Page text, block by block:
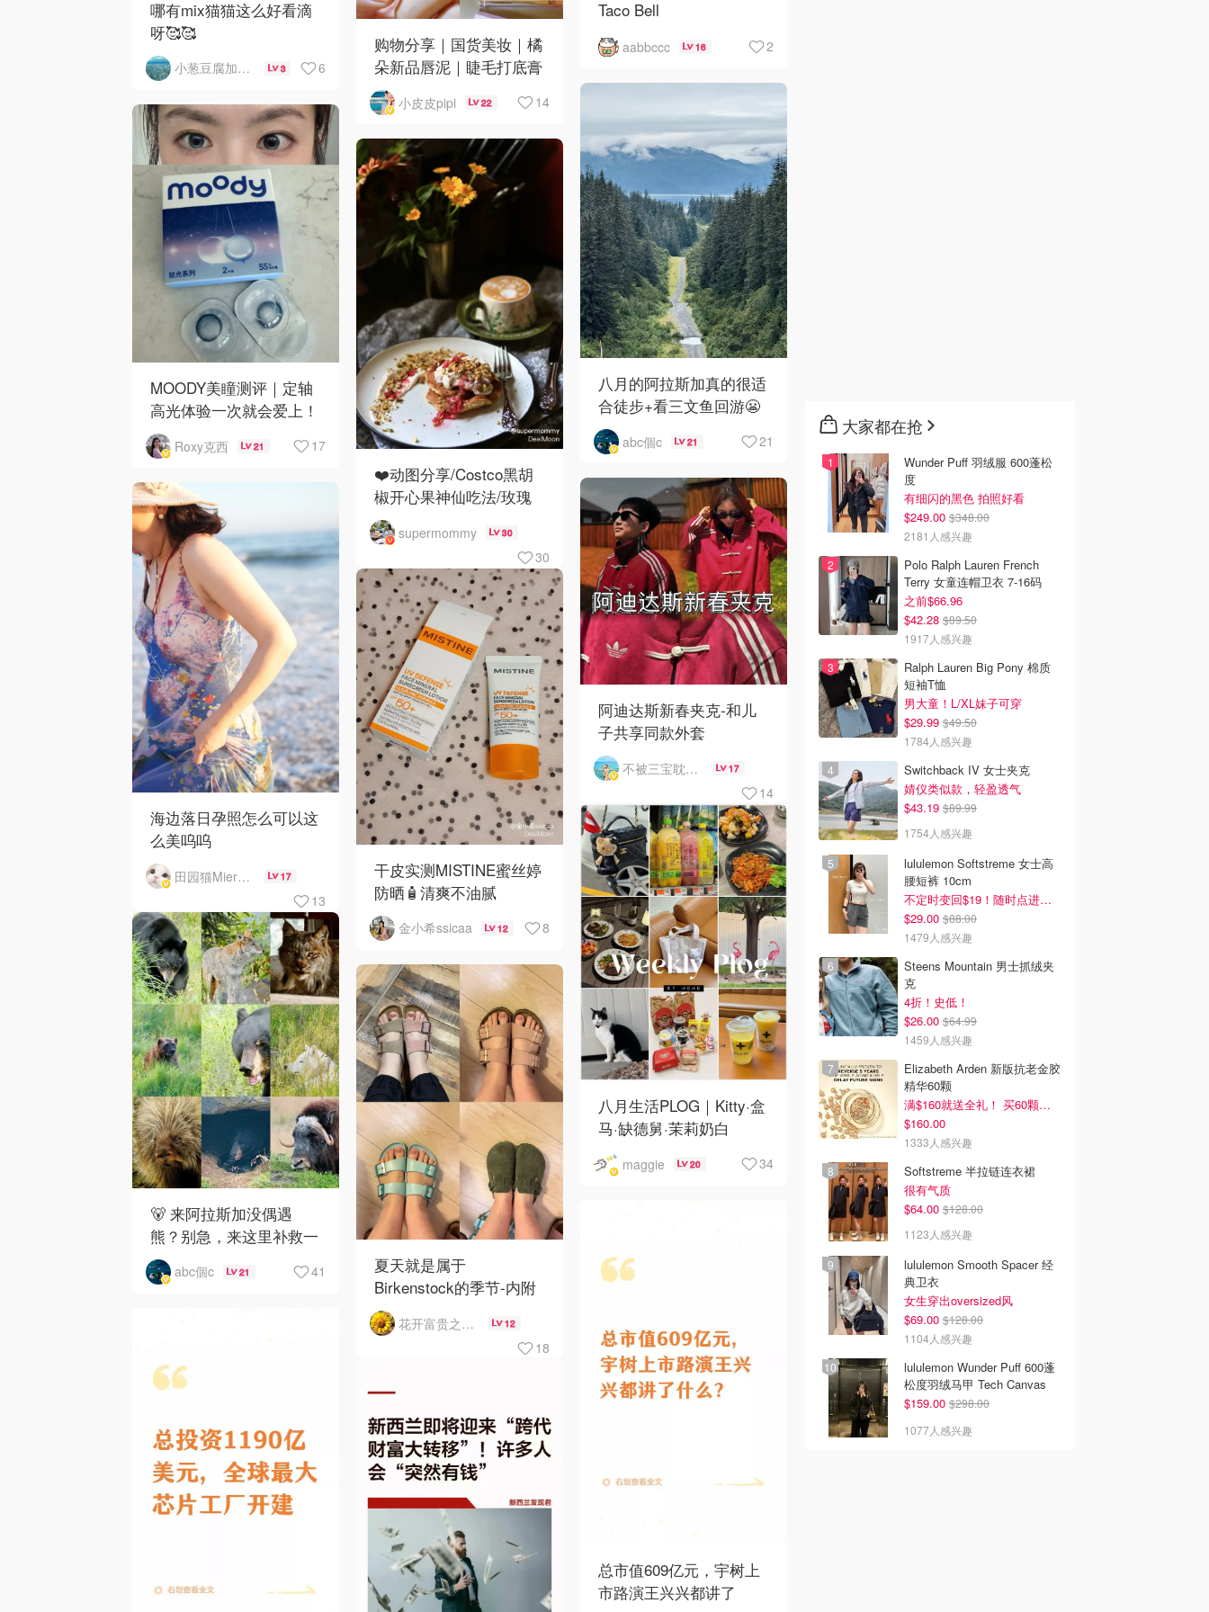
哪有mix猫猫这么好看滴
呀🥰🥰
小葱豆腐加皮蛋 3 6
购物分享｜国货美妆｜橘
朵新品唇泥｜睫毛打底膏
｜日韩小物｜眼线笔｜美
甲DIY💅
小皮皮pipi 22 14
Taco Bell
aabbccc 16 2
八月的阿拉斯加真的很适
合徒步+看三文鱼回游😬
abc個c 21 21
MOODY美瞳测评｜定轴
高光体验一次就会爱上！
Roxy克西 21 17
❤️动图分享/Costco黑胡
椒开心果神仙吃法/玫瑰
全蛋松饼配黑胡椒开心果
碎太惊艳😍
supermommy 30
30
阿迪达斯新春夹克-和儿
子共享同款外套
不被三宝耽误的妈 17
14
海边落日孕照怎么可以这
么美呜呜
田园猫MierCat 17
13
干皮实测MISTINE蜜丝婷
防晒🧴清爽不油腻
金小希ssicaa 12 8
八月生活PLOG｜Kitty·盒
马·缺德舅·茉莉奶白
·Costco·Wendy's
maggie 20 34
🐻 来阿拉斯加没偶遇
熊？别急，来这里补救一
下！
abc個c 21 41
夏天就是属于
Birkenstock的季节-内附
如何选择
花开富贵之Mo个Mo 12
18
总市值609亿元，宇树上
市路演王兴兴都讲了
大家都在抢
Wunder Puff 羽绒服 600蓬松
度
有细闪的黑色 拍照好看
$249.00 $348.00
2181人感兴趣
Polo Ralph Lauren French
Terry 女童连帽卫衣 7-16码
之前$66.96
$42.28 $89.50
1917人感兴趣
Ralph Lauren Big Pony 棉质
短袖T恤
男大童！L/XL妹子可穿
$29.99 $49.50
1784人感兴趣
Switchback IV 女士夹克
婧仪类似款，轻盈透气
$43.19 $89.99
1754人感兴趣
lululemon Softstreme 女士高
腰短裤 10cm
不定时变回$19！随时点进来看
$29.00 $88.00
1479人感兴趣
Steens Mountain 男士抓绒夹
克
4折！史低！
$26.00 $64.99
1459人感兴趣
Elizabeth Arden 新版抗老金胶
精华60颗
满$160就送全礼！ 买60颗刚好
$160.00
1333人感兴趣
Softstreme 半拉链连衣裙
很有气质
$64.00 $128.00
1123人感兴趣
lululemon Smooth Spacer 经
典卫衣
女生穿出oversized风
$69.00 $128.00
1104人感兴趣
lululemon Wunder Puff 600蓬
松度羽绒马甲 Tech Canvas
$159.00 $298.00
1077人感兴趣